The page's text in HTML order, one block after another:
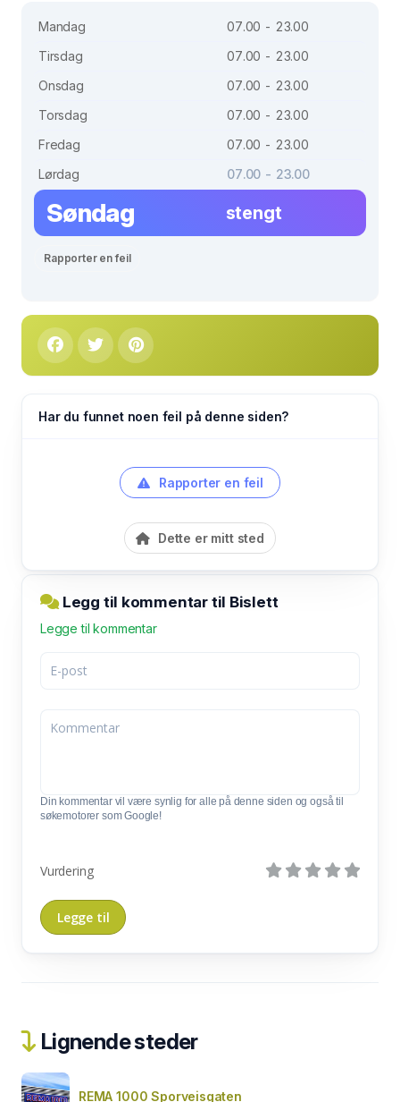
Mandag
07.00 - 23.00
Tirsdag
07.00 - 23.00
Onsdag
07.00 - 23.00
Torsdag
07.00 - 23.00
Fredag
07.00 - 23.00
Lørdag
07.00 - 23.00
Søndag stengt
Rapporter en feil
Har du funnet noen feil på denne siden?
Rapporter en feil
Dette er mitt sted
Legg til kommentar til Bislett
Legge til kommentar
Din kommentar vil være synlig for alle på denne siden og også til
søkemotorer som Google!
Vurdering
Lignende steder
REMA 1000 Sporveisgaten